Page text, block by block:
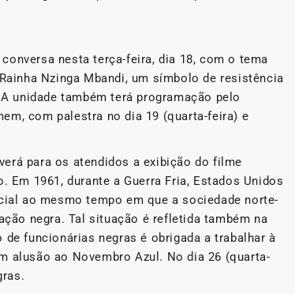
nesta terça-feira, dia 18, com o tema
Nzinga Mbandi, um símbolo de resistência
unidade também terá programação pelo
com palestra no dia 19 (quarta-feira) e
para os atendidos a exibição do filme
Em 1961, durante a Guerra Fria, Estados Unidos
ao mesmo tempo em que a sociedade norte-
negra. Tal situação é refletida também na
funcionárias negras é obrigada a trabalhar à
alusão ao Novembro Azul. No dia 26 (quarta-